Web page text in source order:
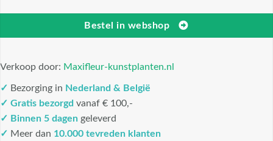
Bestel in webshop
Verkoop door: Maxifleur-kunstplanten.nl
✓ Bezorging in Nederland & België
✓ Gratis bezorgd vanaf € 100,-
✓ Binnen 5 dagen geleverd
✓ Meer dan 10.000 tevreden klanten